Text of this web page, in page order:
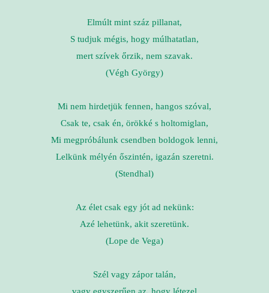
Elmúlt mint száz pillanat,
S tudjuk mégis, hogy múlhatatlan,
mert szívek őrzik, nem szavak.
(Végh György)
Mi nem hirdetjük fennen, hangos szóval,
Csak te, csak én, örökké s holtomiglan,
Mi megpróbálunk csendben boldogok lenni,
Lelkünk mélyén őszintén, igazán szeretni.
(Stendhal)
Az élet csak egy jót ad nekünk:
Azé lehetünk, akit szeretünk.
(Lope de Vega)
Szél vagy zápor talán,